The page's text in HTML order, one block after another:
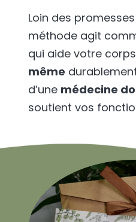
Loin des
méthode agit
qui aide votre
même
d’une médecine
soutient vos